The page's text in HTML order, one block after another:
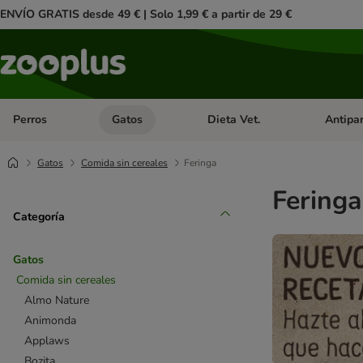
ENVÍO GRATIS desde 49 € | Solo 1,99 € a partir de 29 €
Perros Menú de categoria abierto: Perros
Gatos Menú de categoria abierto: Gatos
Dieta Vet. Menú
Gatos Comida sin cereales Feringa
Categoría
Gatos
Comida sin cereales
Almo Nature
Animonda
Applaws